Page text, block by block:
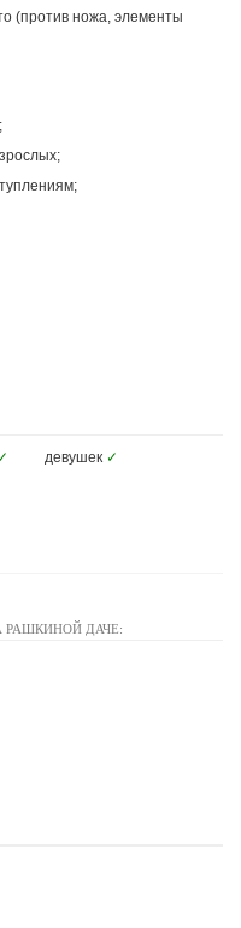
(против ножа, элементы
✓ девушек ✓
РАШКИНОЙ ДАЧЕ: